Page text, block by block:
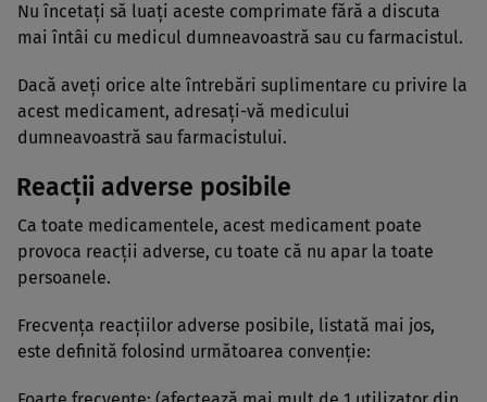
Nu încetaţi să luaţi aceste comprimate fără a discuta
mai întâi cu medicul dumneavoastră sau cu farmacistul.
Dacă aveţi orice alte întrebări suplimentare cu privire la
acest medicament, adresaţi-vă medicului
dumneavoastră sau farmacistului.
Reacţii adverse posibile
Ca toate medicamentele, acest medicament poate
provoca reacţii adverse, cu toate că nu apar la toate
persoanele.
Frecvenţa reacţiilor adverse posibile, listată mai jos,
este definită folosind următoarea convenţie: